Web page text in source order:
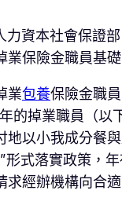
資本社會保證
保險金職員基
業包養保險金職
的掉業職員（以
以小我成分餐
式落實政策，
求經辦機構向合